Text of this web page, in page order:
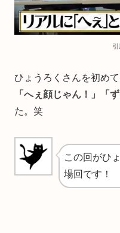
引
ひょうろくさんを初め
「へぇ顔じゃん！」「ず
た。笑
この回がひ
場回です！